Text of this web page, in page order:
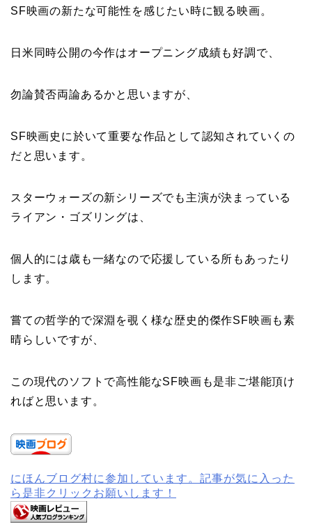
SF映画の新たな可能性を感じたい時に観る映画。
日米同時公開の今作はオープニング成績も好調で、
勿論賛否両論あるかと思いますが、
SF映画史に於いて重要な作品として認知されていくの
だと思います。
スターウォーズの新シリーズでも主演が決まっている
ライアン・ゴズリングは、
個人的には歳も一緒なので応援している所もあったり
します。
嘗ての哲学的で深淵を覗く様な歴史的傑作SF映画も素
晴らしいですが、
この現代のソフトで高性能なSF映画も是非ご堪能頂け
ればと思います。
にほんブログ村に参加しています。記事が気に入った
ら是非クリックお願いします！